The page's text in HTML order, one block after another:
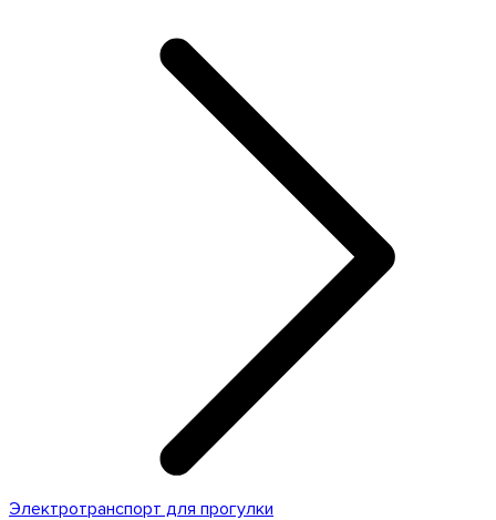
Электротранспорт для прогулки